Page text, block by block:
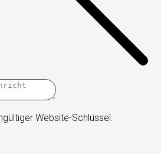
Website-Schlüssel.